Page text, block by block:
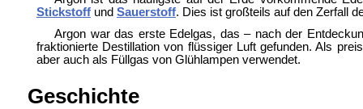
Stickstoffund Sauerstoff. Dies ist großteils auf den Zerfall
Argon war das erste Edelgas, das – nach der
fraktionierte Destillation von flüssiger Luft gefunden. Als
aber auch als Füllgas von Glühlampen verwendet.
Geschichte